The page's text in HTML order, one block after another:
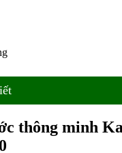
thông minh